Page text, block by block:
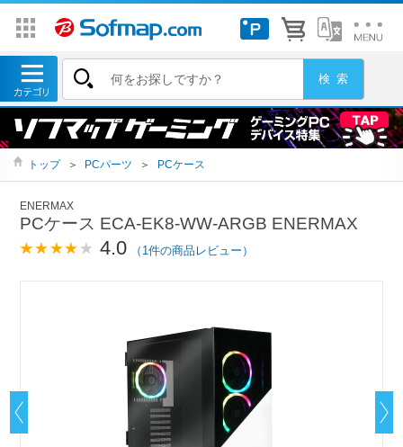
トップ ＞ PCパーツ ＞ PCケース
ENERMAX
PCケース ECA-EK8-WW-ARGB ENERMAX
4.0 （1件の商品レビュー）